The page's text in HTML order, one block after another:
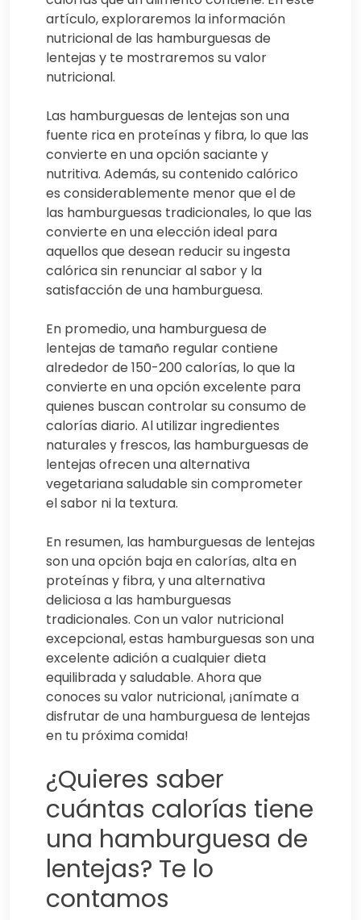
artículo, exploraremos la información
nutricional de las hamburguesas de
lentejas y te mostraremos su valor
nutricional.
Las hamburguesas de lentejas son una
fuente rica en proteínas y fibra, lo que las
convierte en una opción saciante y
nutritiva. Además, su contenido calórico
es considerablemente menor que el de
las hamburguesas tradicionales, lo que las
convierte en una elección ideal para
aquellos que desean reducir su ingesta
calórica sin renunciar al sabor y la
satisfacción de una hamburguesa.
En promedio, una hamburguesa de
lentejas de tamaño regular contiene
alrededor de 150-200 calorías, lo que la
convierte en una opción excelente para
quienes buscan controlar su consumo de
calorías diario. Al utilizar ingredientes
naturales y frescos, las hamburguesas de
lentejas ofrecen una alternativa
vegetariana saludable sin comprometer
el sabor ni la textura.
En resumen, las hamburguesas de lentejas
son una opción baja en calorías, alta en
proteínas y fibra, y una alternativa
deliciosa a las hamburguesas
tradicionales. Con un valor nutricional
excepcional, estas hamburguesas son una
excelente adición a cualquier dieta
equilibrada y saludable. Ahora que
conoces su valor nutricional, ¡anímate a
disfrutar de una hamburguesa de lentejas
en tu próxima comida!
¿Quieres saber
cuántas calorías tiene
una hamburguesa de
lentejas? Te lo
contamos